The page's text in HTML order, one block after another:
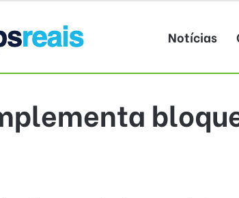
Notícias